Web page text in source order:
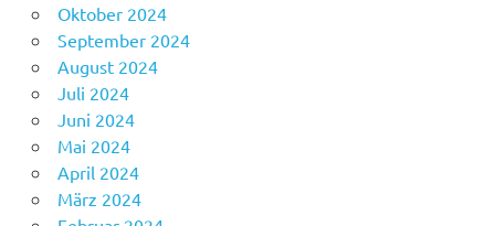
Oktober 2024
September 2024
August 2024
Juli 2024
Juni 2024
Mai 2024
April 2024
März 2024